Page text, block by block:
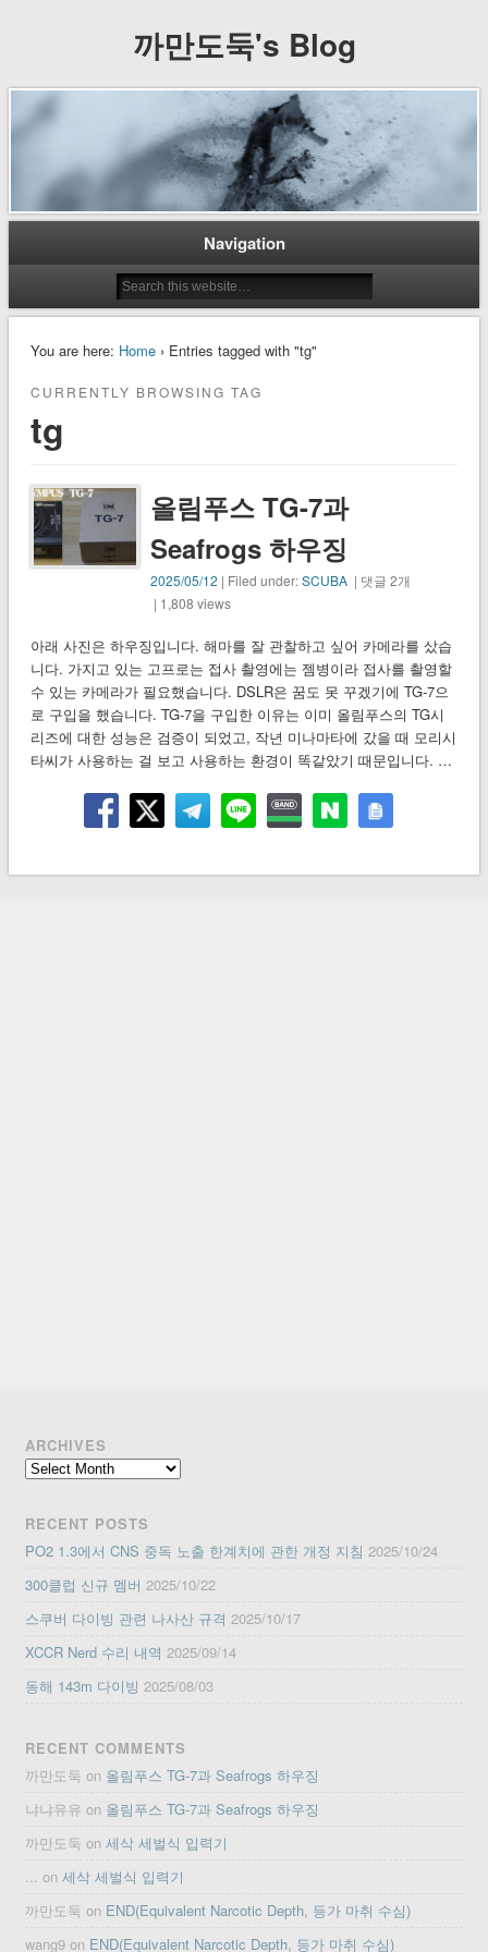
까만도둑's Blog
Navigation
You are here: Home› Entries tagged with "tg"
CURRENTLY BROWSING TAG
tg
올림푸스 TG-7과
Seafrogs 하우징
2025/05/12 | Filed under:SCUBA | 댓글 2개
| 1,808 views
아래 사진은 하우징입니다. 해마를 잘 관찰하고 싶어 카메라를 샀습
니다. 가지고 있는 고프로는 접사 촬영에는 젬병이라 접사를 촬영할
수 있는 카메라가 필요했습니다. DSLR은 꿈도 못 꾸겠기에 TG-7으
로 구입을 했습니다. TG-7을 구입한 이유는 이미 올림푸스의 TG시
리즈에 대한 성능은 검증이 되었고, 작년 미나마타에 갔을 때 모리시
타씨가 사용하는 걸 보고 사용하는 환경이 똑같았기 때문입니다. …
ARCHIVES
Archives
RECENT POSTS
PO2 1.3에서 CNS 중독 노출 한계치에 관한 개정 지침 2025/10/24
300클럽 신규 멤버 2025/10/22
스쿠버 다이빙 관련 나사산 규격 2025/10/17
XCCR Nerd 수리 내역 2025/09/14
동해 143m 다이빙 2025/08/03
RECENT COMMENTS
까만도둑 on 올림푸스 TG-7과 Seafrogs 하우징
냐냐유유 on 올림푸스 TG-7과 Seafrogs 하우징
까만도둑 on세삭 세벌식 입력기
... on세삭 세벌식 입력기
까만도둑 on END(Equivalent Narcotic Depth, 등가 마취 수심)
wang9 on END(Equivalent Narcotic Depth, 등가 마취 수심)